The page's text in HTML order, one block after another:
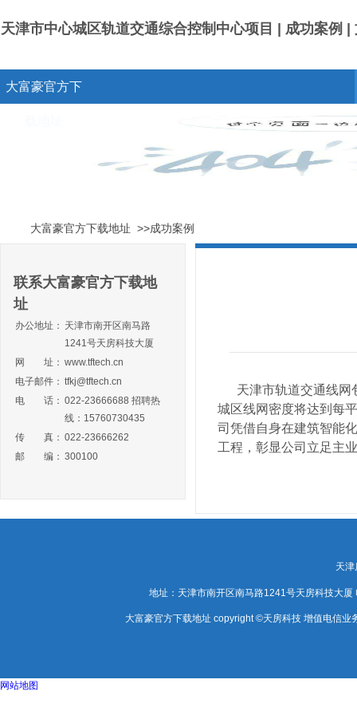
天津市中心城区轨道交通综合控制中心项目 | 成功案例
大富豪官方下
大富豪官方下载地址 >>成功案例
天津市轨道交通线网
城区线网密度将达到每
司凭借自身在建筑智能
工程，彰显公司立足主
联系大富豪官方下载地
址
办公地址： 天津市南开区南马路
1241号天房科技大厦
网 址： www.tftech.cn
电子邮件： tfkj@tftech.cn
电 话： 022-23666688 招聘热
线：15760730435
传 真： 022-23666262
邮 编： 300100
天
地址：天津市南开区南马路1241号天房科技大
大富豪官方下载地址 copyright ©天房科技 增值电信
网站地图